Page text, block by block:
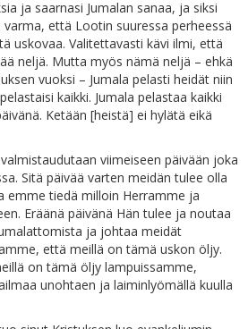
ja saarnasi Jumalan sanaa, ja siksi
että Lootin suuressa perheessä
uskovaa. Valitettavasti kävi ilmi, että
neljä. Mutta myös nämä neljä ­– ehkä
vuoksi – Jumala pelasti heidät niin
kaikki. Jumala pelastaa kaikki
Ketään [heistä] ei hylätä eikä
viimeiseen päivään joka
Sitä päivää varten meidän tulee olla
emme tiedä milloin Herramme ja
Eräänä päivänä Hän tulee ja noutaa
ja johtaa meidät
että meillä on tämä uskon öljy.
on tämä öljy lampuissamme,
unohtaen ja laiminlyömällä kuulla